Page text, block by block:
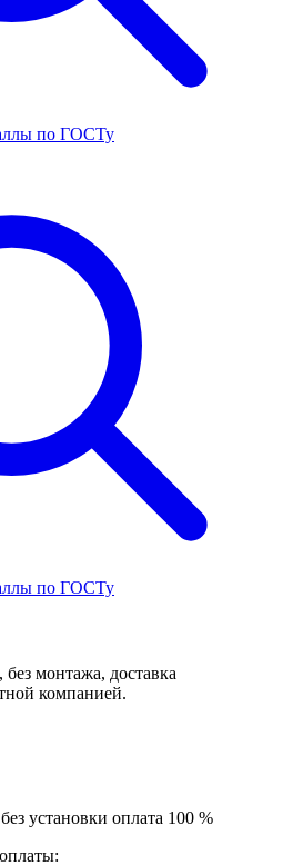
по ГОСТу
по ГОСТу
монтажа, доставка
компанией.
установки оплата 100 %